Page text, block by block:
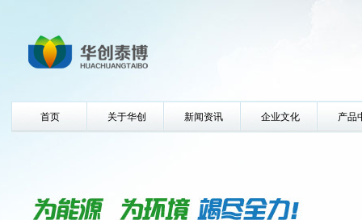
首页 关于华创 新闻资讯 企业文化 产品